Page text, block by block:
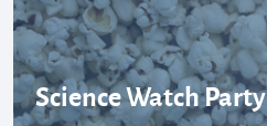
Science Watch Party